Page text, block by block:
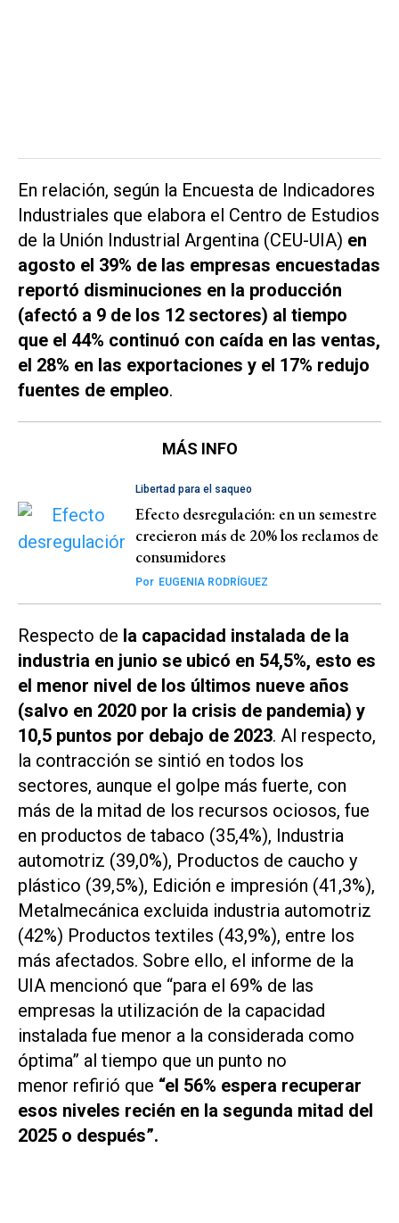
En relación, según la Encuesta de Indicadores
Industriales que elabora el Centro de Estudios
de la Unión Industrial Argentina (CEU-UIA) en
agosto el 39% de las empresas encuestadas
reportó disminuciones en la producción
(afectó a 9 de los 12 sectores) al tiempo
que el 44% continuó con caída en las ventas,
el 28% en las exportaciones y el 17% redujo
fuentes de empleo.
MÁS INFO
Libertad para el saqueo
Efecto desregulación: en un semestre
crecieron más de 20% los reclamos de
consumidores
Por EUGENIA RODRÍGUEZ
Respecto de la capacidad instalada de la
industria en junio se ubicó en 54,5%, esto es
el menor nivel de los últimos nueve años
(salvo en 2020 por la crisis de pandemia) y
10,5 puntos por debajo de 2023. Al respecto,
la contracción se sintió en todos los
sectores, aunque el golpe más fuerte, con
más de la mitad de los recursos ociosos, fue
en productos de tabaco (35,4%), Industria
automotriz (39,0%), Productos de caucho y
plástico (39,5%), Edición e impresión (41,3%),
Metalmecánica excluida industria automotriz
(42%) Productos textiles (43,9%), entre los
más afectados. Sobre ello, el informe de la
UIA mencionó que “para el 69% de las
empresas la utilización de la capacidad
instalada fue menor a la considerada como
óptima” al tiempo que un punto no
menor refirió que “el 56% espera recuperar
esos niveles recién en la segunda mitad del
2025 o después”.